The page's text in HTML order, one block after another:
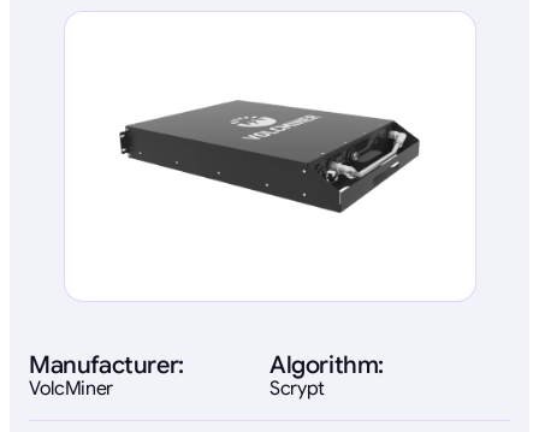
Manufacturer:
VolcMiner
Algorithm:
Scrypt